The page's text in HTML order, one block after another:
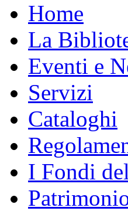
Home
La
Eventi e
Servizi
Cataloghi
I Fondi